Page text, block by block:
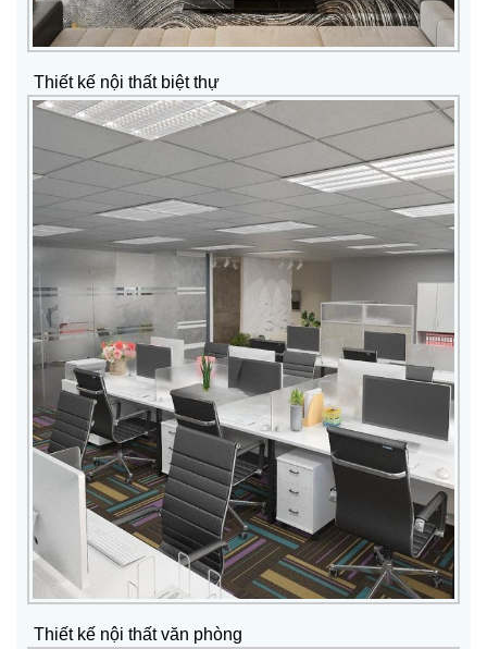
Thiết kế nội thất biệt thự
Thiết kế nội thất văn phòng